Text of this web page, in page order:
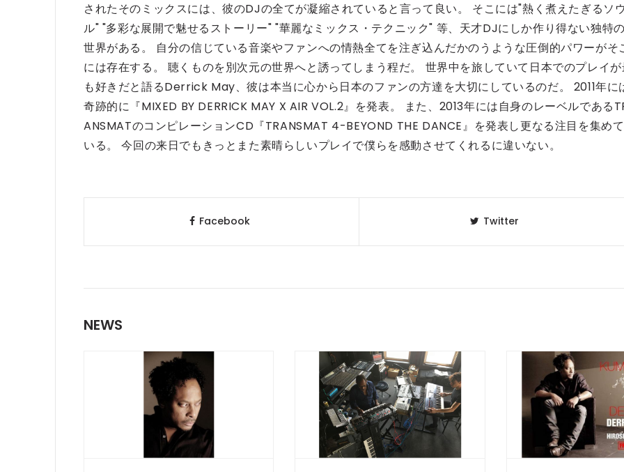
されたそのミックスには、彼のDJの全てが凝縮されていると言って良い。 そこには"熱く煮えたぎるソ
ル" "多彩な展開で魅せるストーリー" "華麗なミックス・テクニック" 等、天才DJにしか作り得ない独特
世界がある。 自分の信じている音楽やファンへの情熱全てを注ぎ込んだかのうような圧倒的パワーがそ
には存在する。 聴くものを別次元の世界へと誘ってしまう程だ。 世界中を旅していて日本でのプレイ
も好きだと語るDerrick May、彼は本当に心から日本のファンの方達を大切にしているのだ。 2011年に
奇跡的に『MIXED BY DERRICK MAY X AIR VOL.2』を発表。 また、2013年には自身のレーベルである
ANSMATのコンピレーションCD『TRANSMAT 4-BEYOND THE DANCE』を発表し更なる注目を集めて
いる。 今回の来日でもきっとまた素晴らしいプレイで僕らを感動させてくれるに違いない。
Facebook Twitter
NEWS